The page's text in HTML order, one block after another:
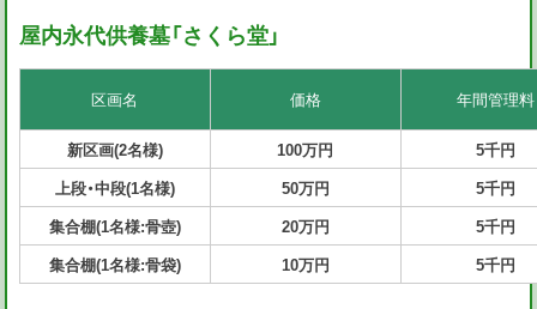
屋内永代供養墓「さくら堂」
区画名 価格 年間管理料
新区画(2名様) 100万円
5千円
上段・中段(1名様)
50万円
5千円
集合棚(1名様:骨壺)
20万円
5千円
集合棚(1名様:骨袋)
10万円 5千円